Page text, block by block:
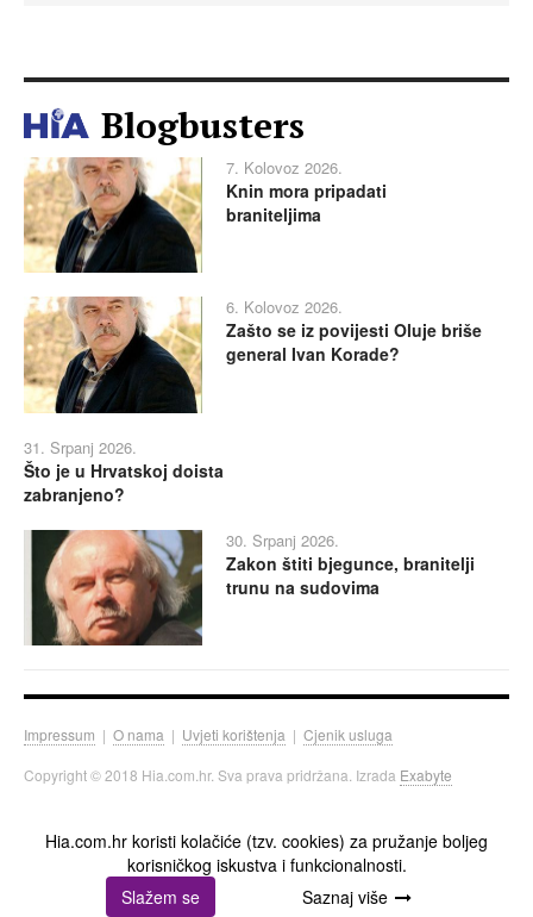
Blogbusters
7. Kolovoz 2026.
Knin mora pripadati
braniteljima
6. Kolovoz 2026.
Zašto se iz povijesti Oluje briše
general Ivan Korade?
31. Srpanj 2026.
Što je u Hrvatskoj doista
zabranjeno?
30. Srpanj 2026.
Zakon štiti bjegunce, branitelji
trunu na sudovima
Impressum | O nama | Uvjeti korištenja | Cjenik usluga
Copyright © 2018 Hia.com.hr. Sva prava pridržana. Izrada Exabyte
Hia.com.hr koristi kolačiće (tzv. cookies) za pružanje boljeg
korisničkog iskustva i funkcionalnosti.
Slažem se
Saznaj više